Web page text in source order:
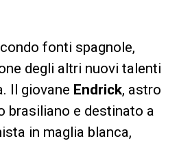
fonti spagnole,
degli altri nuovi talenti
Il giovane Endrick, astro
brasiliano e destinato a
in maglia blanca,